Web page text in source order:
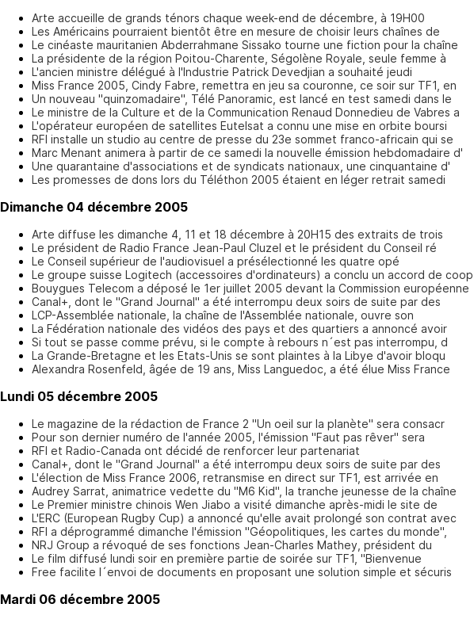
Arte accueille de grands ténors chaque week-end de décembre, à 19H00
Les Américains pourraient bientôt être en mesure de choisir leurs chaînes de
Le cinéaste mauritanien Abderrahmane Sissako tourne une fiction pour la chaîne
La présidente de la région Poitou-Charente, Ségolène Royale, seule femme à
L'ancien ministre délégué à l'Industrie Patrick Devedjian a souhaité jeudi
Miss France 2005, Cindy Fabre, remettra en jeu sa couronne, ce soir sur TF1, en
Un nouveau "quinzomadaire", Télé Panoramic, est lancé en test samedi dans le
Le ministre de la Culture et de la Communication Renaud Donnedieu de Vabres a
L'opérateur européen de satellites Eutelsat a connu une mise en orbite boursi
RFI installe un studio au centre de presse du 23e sommet franco-africain qui se
Marc Menant animera à partir de ce samedi la nouvelle émission hebdomadaire d'
Une quarantaine d'associations et de syndicats nationaux, une cinquantaine d'
Les promesses de dons lors du Téléthon 2005 étaient en léger retrait samedi
Dimanche 04 décembre 2005
Arte diffuse les dimanche 4, 11 et 18 décembre à 20H15 des extraits de trois
Le président de Radio France Jean-Paul Cluzel et le président du Conseil ré
Le Conseil supérieur de l'audiovisuel a présélectionné les quatre opé
Le groupe suisse Logitech (accessoires d'ordinateurs) a conclu un accord de coop
Bouygues Telecom a déposé le 1er juillet 2005 devant la Commission européenne
Canal+, dont le "Grand Journal" a été interrompu deux soirs de suite par des
LCP-Assemblée nationale, la chaîne de l'Assemblée nationale, ouvre son
La Fédération nationale des vidéos des pays et des quartiers a annoncé avoir
Si tout se passe comme prévu, si le compte à rebours n´est pas interrompu, d
La Grande-Bretagne et les Etats-Unis se sont plaintes à la Libye d'avoir bloqu
Alexandra Rosenfeld, âgée de 19 ans, Miss Languedoc, a été élue Miss France
Lundi 05 décembre 2005
Le magazine de la rédaction de France 2 "Un oeil sur la planète" sera consacr
Pour son dernier numéro de l'année 2005, l'émission "Faut pas rêver" sera
RFI et Radio-Canada ont décidé de renforcer leur partenariat
Canal+, dont le "Grand Journal" a été interrompu deux soirs de suite par des
L'élection de Miss France 2006, retransmise en direct sur TF1, est arrivée en
Audrey Sarrat, animatrice vedette du "M6 Kid", la tranche jeunesse de la chaîne
Le Premier ministre chinois Wen Jiabo a visité dimanche après-midi le site de
L'ERC (European Rugby Cup) a annoncé qu'elle avait prolongé son contrat avec
RFI a déprogrammé dimanche l'émission "Géopolitiques, les cartes du monde",
NRJ Group a révoqué de ses fonctions Jean-Charles Mathey, président du
Le film diffusé lundi soir en première partie de soirée sur TF1, "Bienvenue
Free facilite l´envoi de documents en proposant une solution simple et sécuris
Mardi 06 décembre 2005